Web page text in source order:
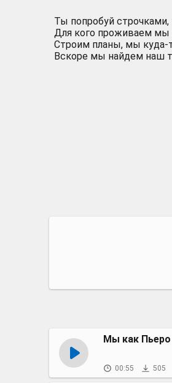
Ты попробуй
Для кого проживаем мы
Строим планы, мы куда-
Вскоре мы найдем наш
Мы как
00:55 505